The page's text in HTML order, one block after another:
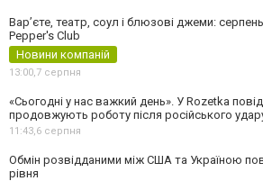
Вар’єте, театр, соул і блюзові джеми:
Pepper's Club
Новини компаній
13:00,7 серпня
«Сьогодні у нас важкий день». У Rozetka
продовжують роботу після російського
11:43,6 серпня
Обмін розвідданими між США та Україною
рівня